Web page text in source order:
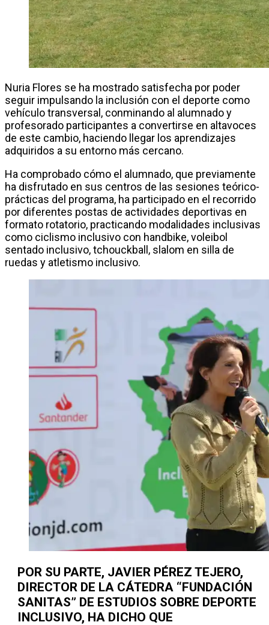
Nuria Flores se ha mostrado satisfecha por poder
seguir impulsando la inclusión con el deporte como
vehículo transversal, conminando al alumnado y
profesorado participantes a convertirse en altavoces
de este cambio, haciendo llegar los aprendizajes
adquiridos a su entorno más cercano.
Ha comprobado cómo el alumnado, que previamente
ha disfrutado en sus centros de las sesiones teórico-
prácticas del programa, ha participado en el recorrido
por diferentes postas de actividades deportivas en
formato rotatorio, practicando modalidades inclusivas
como ciclismo inclusivo con handbike, voleibol
sentado inclusivo, tchouckball, slalom en silla de
ruedas y atletismo inclusivo.
POR SU PARTE, JAVIER PÉREZ TEJERO,
DIRECTOR DE LA CÁTEDRA “FUNDACIÓN
SANITAS” DE ESTUDIOS SOBRE DEPORTE
INCLUSIVO, HA DICHO QUE